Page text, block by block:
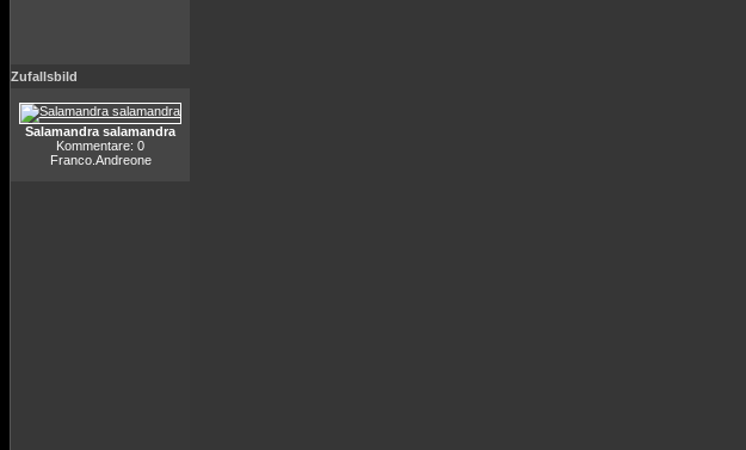
Zufallsbild
Salamandra salamandra
Kommentare: 0
Franco.Andreone